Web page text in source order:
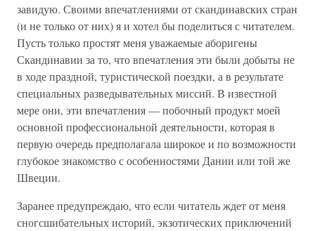
завидую. Своими впечатлениями от скандинавских стран
(и не только от них) я и хотел бы поделиться с читателем.
Пусть только простят меня уважаемые аборигены
Скандинавии за то, что впечатления эти были добыты не
в ходе праздной, туристической поездки, а в результате
специальных разведывательных миссий. В известной
мере они, эти впечатления — побочный продукт моей
основной профессиональной деятельности, которая в
первую очередь предполагала широкое и по возможности
глубокое знакомство с особенностями Дании или той же
Швеции.
Заранее предупреждаю, что если читатель ждет от меня
сногсшибательных историй, экзотических приключений